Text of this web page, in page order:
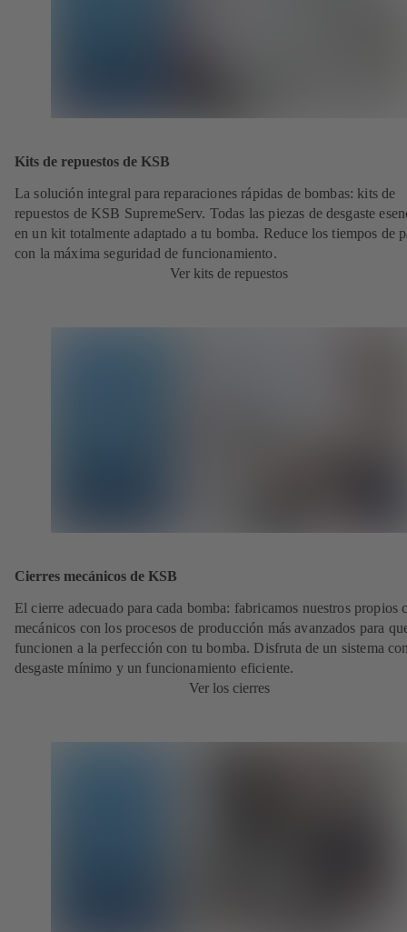
Kits de repuestos de KSB
La solución integral para reparaciones rápidas de bombas: kits de
repuestos de KSB SupremeServ. Todas las piezas de desgaste
en un kit totalmente adaptado a tu bomba. Reduce los tiempos de
con la máxima seguridad de funcionamiento.
Ver kits de repuestos
Cierres mecánicos de KSB
El cierre adecuado para cada bomba: fabricamos nuestros propios
mecánicos con los procesos de producción más avanzados para
funcionen a la perfección con tu bomba. Disfruta de un sistema
desgaste mínimo y un funcionamiento eficiente.
Ver los cierres